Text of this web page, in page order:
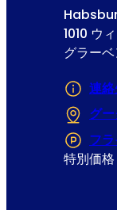
1010 ウ
グラー
連
グ
フ
特別価